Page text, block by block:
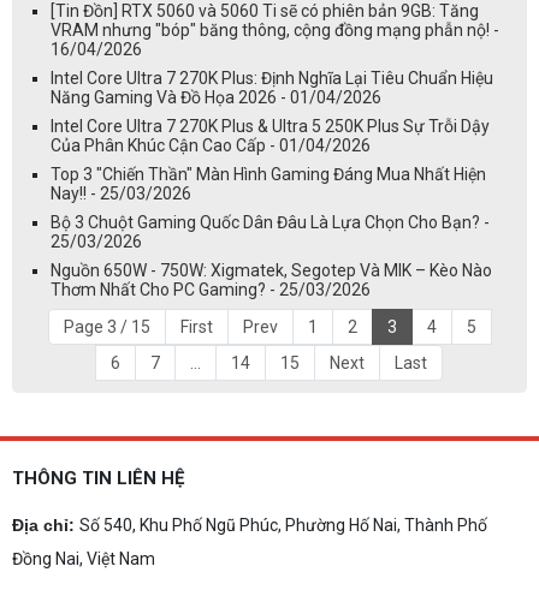
[Tin Đồn] RTX 5060 và 5060 Ti sẽ có phiên bản 9GB: Tăng
VRAM nhưng "bóp" băng thông, cộng đồng mạng phẫn nộ! -
16/04/2026
Intel Core Ultra 7 270K Plus: Định Nghĩa Lại Tiêu Chuẩn Hiệu
Năng Gaming Và Đồ Họa 2026 - 01/04/2026
Intel Core Ultra 7 270K Plus & Ultra 5 250K Plus Sự Trỗi Dậy
Của Phân Khúc Cận Cao Cấp - 01/04/2026
Top 3 "Chiến Thần" Màn Hình Gaming Đáng Mua Nhất Hiện
Nay!! - 25/03/2026
Bộ 3 Chuột Gaming Quốc Dân Đâu Là Lựa Chọn Cho Bạn? -
25/03/2026
Nguồn 650W - 750W: Xigmatek, Segotep Và MIK – Kèo Nào
Thơm Nhất Cho PC Gaming? - 25/03/2026
Page 3 / 15
First Prev 1 2 3 4
5
6
7 14 15 Next Last
THÔNG TIN LIÊN HỆ
Địa chỉ: Số 540, Khu Phố Ngũ Phúc, Phường Hố Nai, Thành Phố
Đồng Nai, Việt Nam